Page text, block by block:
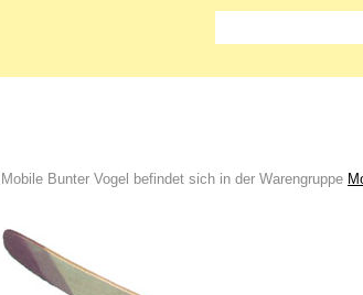
Mobile Bunter Vogel befindet sich in der Warengruppe